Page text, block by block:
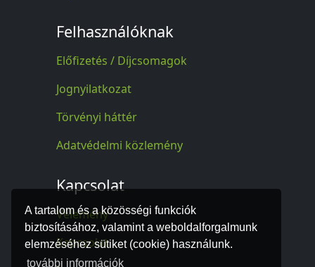
A tartalom és a közösségi funkciók
biztosításához, valamint a weboldalforgalmunk
elemzéséhez sütiket (cookie) használunk.
további információk
Felhasználóknak
Előfizetés / Díjcsomagok
Jognyilatkozat
Törvényi háttér
Adatvédelmi közlemény
Kapcsolat
Vélemény
Kapcsolat